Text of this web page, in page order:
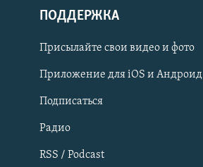
Українською
Qırımtatar
ПРИСОЕДИНЯЙТЕСЬ!
ПОДДЕРЖКА
Присылайте свои видео и фото
Приложение для iOS и Андроид
Подписаться
Радио
RSS / Podcast